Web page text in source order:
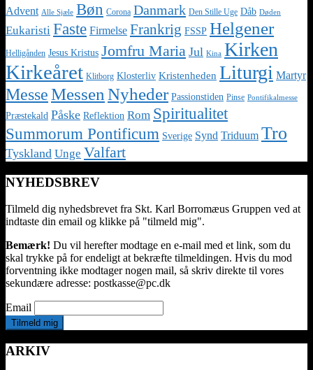
Advent Alle Sjæle Bøn Corona Danmark Den Stille Uge Dåb Døden
Eukaristi Faste Firmelse Frankrig FSSP Helgener
Helligånden Jesus Kristus Jomfru Maria Jul Kina Kirken
Kirkeåret Klitborg Klosterliv Kristenheden Liturgi Martyr
MesseMessen Nyheder Passionstiden Pinse Pontifikalmesse
Præstekald Påske Reflektion Rom Spiritualitet
Summorum Pontificum Sverige Synd Triduum Tro
Tyskland Unge Valfart
NYHEDSBREV
Tilmeld dig nyhedsbrevet fra Skt. Karl Borromæus Gruppen ved at
indtaste din email og klikke på "tilmeld mig".
Bemærk! Du vil herefter modtage en e-mail med et link, som du
skal trykke på for endeligt at bekræfte tilmeldingen. Hvis du mod
forventning ikke modtager nogen mail, så skriv direkte til vores
sekundære adresse: postkasse@pc.dk
Email
ARKIV